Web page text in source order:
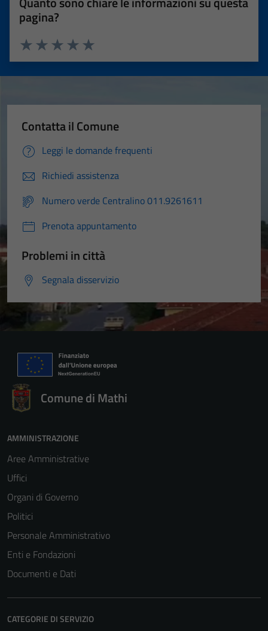
pagina?
Valuta 5 stelle su 5
Valuta 4 stelle su 5
Valuta 3 stelle su 5
Valuta 2 stelle su 5
Valuta 1 stelle su 5
Contatta il Comune
Leggi le domande frequenti
Richiedi assistenza
Numero verde Centralino 011.9261611
Prenota appuntamento
Problemi in città
Segnala disservizio
Comune di Mathi
AMMINISTRAZIONE
Aree Amministrative
Uffici
Organi di Governo
Politici
Personale Amministrativo
Enti e Fondazioni
Documenti e Dati
CATEGORIE DI SERVIZIO